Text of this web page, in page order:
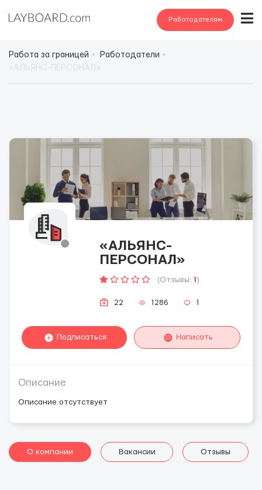
Работодателям
Работа за границей
Работодатели
«АЛЬЯНС-
ПЕРСОНАЛ»
(Отзывы: 1 )
22 1286 1
Подписаться Написать
Описание
Описание отсутствует
О компании Вакансии Отзывы